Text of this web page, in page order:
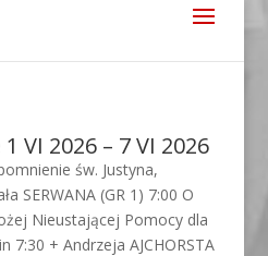
VI 2026 – 7 VI 2026
św. Justyna,
SERWANA (GR 1) 7:00 O
Nieustającej Pomocy dla
7:30 + Andrzeja AJCHORSTA